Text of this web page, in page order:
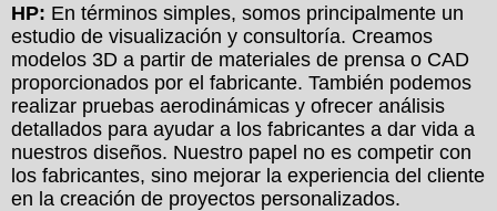
HP: En términos simples, somos principalmente un
estudio de visualización y consultoría. Creamos
modelos 3D a partir de materiales de prensa o CAD
proporcionados por el fabricante. También podemos
realizar pruebas aerodinámicas y ofrecer análisis
detallados para ayudar a los fabricantes a dar vida a
nuestros diseños. Nuestro papel no es competir con
los fabricantes, sino mejorar la experiencia del cliente
en la creación de proyectos personalizados.